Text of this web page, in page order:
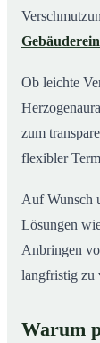
Ob leichte
zum
flexibler
Auf Wunsch
Lösungen
Anbringen
langfristig zu
Warum